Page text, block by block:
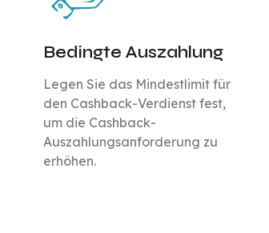
Bedingte Auszahlung
Legen Sie das Mindestlimit für
den Cashback-Verdienst fest,
um die Cashback-
Auszahlungsanforderung zu
erhöhen.